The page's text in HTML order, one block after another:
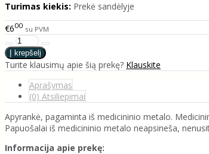
Turimas kiekis: Prekė sandėlyje
€600 su PVM
Turite klausimų apie šią prekę? Klauskite
Aprašymas
(0) Atsiliepimai
Apyrankė, pagaminta iš medicininio metalo.
Papuošalai iš medicininio metalo neapsineša,
Informacija apie prekę: